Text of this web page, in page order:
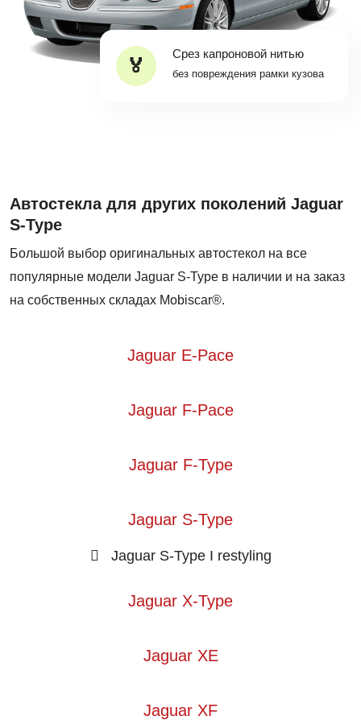
Срез капроновой нитью
без повреждения рамки кузова
Автостекла для других поколений Jaguar
S-Type
Большой выбор оригинальных автостекол на все
популярные модели Jaguar S-Type в наличии и на заказ
на собственных складах Mobiscar®.
Jaguar E-Pace
Jaguar F-Pace
Jaguar F-Type
Jaguar S-Type
Jaguar S-Type I restyling
Jaguar X-Type
Jaguar XE
Jaguar XF